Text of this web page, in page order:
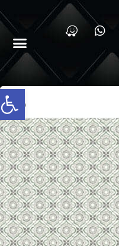
פתח